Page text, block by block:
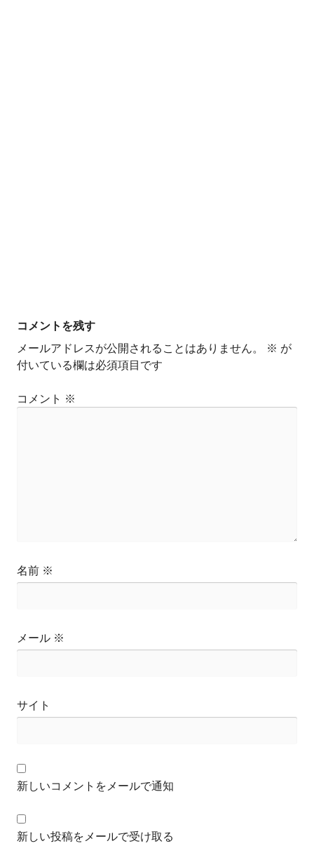
コメントを残す
メールアドレスが公開されることはありません。
※ が
付いている欄は必須項目です
コメント ※
名前 ※
メール ※
サイト
新しいコメントをメールで通知
新しい投稿をメールで受け取る